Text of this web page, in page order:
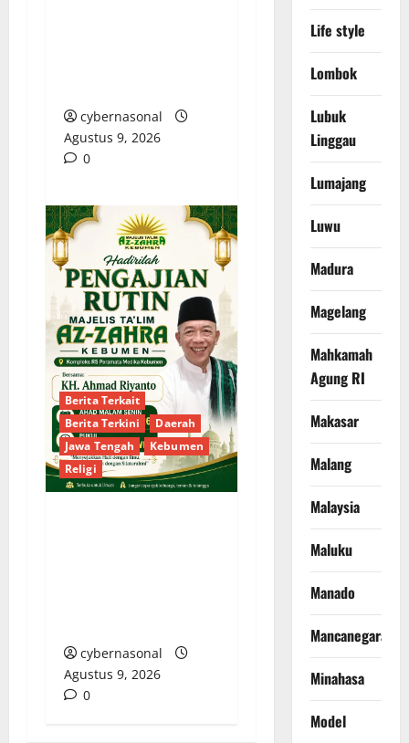
cybernasonal
Agustus 9, 2026
0
Berita Terkait
Berita Terkini
Daerah
Jawa Tengah
Kebumen
Religi
cybernasonal
Agustus 9, 2026
0
Life style
Lombok
Lubuk
Linggau
Lumajang
Luwu
Madura
Magelang
Mahkamah
Agung RI
Makasar
Malang
Malaysia
Maluku
Manado
Mancanegara
Minahasa
Model